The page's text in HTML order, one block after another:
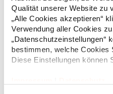
Qualität unserer Website zu
„Alle Cookies akzeptieren“
Verwendung aller Cookies
„Datenschutzeinstellungen“
bestimmen, welche Cookies
Diese Einstellungen können
zur Produktsicherheit: Herst.-
GORFACTORY S.A Ctra.
Fortuna (Murcia) Spanien E-
* Preise inkl. gesetzlicher Mwst. +